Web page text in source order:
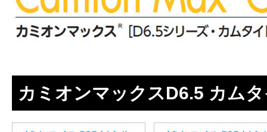
カミオンマックスD6.5 カム